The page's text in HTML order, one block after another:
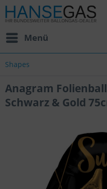
Menü
Shapes
Anagram
Schwarz & Gold